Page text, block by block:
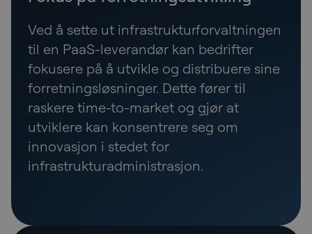
Ved å sette ut infrastrukturforvaltningen
til en PaaS-leverandør kan bedrifter
fokusere på å utvikle og distribuere sine
forretningsløsninger. Dette fører til
raskere time-to-market og gjør at
utviklere kan konsentrere seg om
innovasjon i stedet for
infrastrukturadministrasjon.